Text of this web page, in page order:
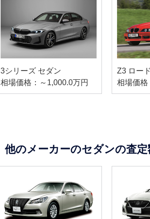
3シリーズ セダン
相場価格：～1,000.0万円
Z3 ロー
相場価格
他のメーカーのセダンの査定